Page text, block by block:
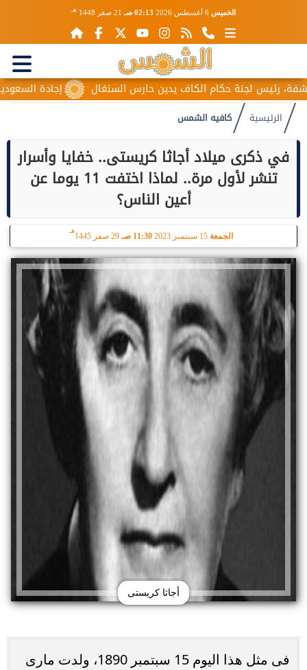
الخميس 02:13 صـ 21 صفر 1448 هـ
إجادة السعودية رئيس لجنة حكام الكاف يدين حارس السنغال
الرئيسية كافيه الشمس
في ذكرى ميلاد أجاثا كريستى.. خفايا وأسرار
تنشر لأول مرة.. لماذا اختفت 11 يوما عن
أعين الناس؟
الجمعة 15 سبتمبر 2023 11:30 صـ 29 صفر 1445
هـ
أجاثا كريستى
فى مثل هذا اليوم 15 سبتمبر 1890، ولدت مارى